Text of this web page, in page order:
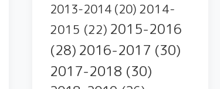
2013-2014 (20) 2014-
2015 (22) 2015-2016
(28) 2016-2017 (30)
2017-2018 (30)